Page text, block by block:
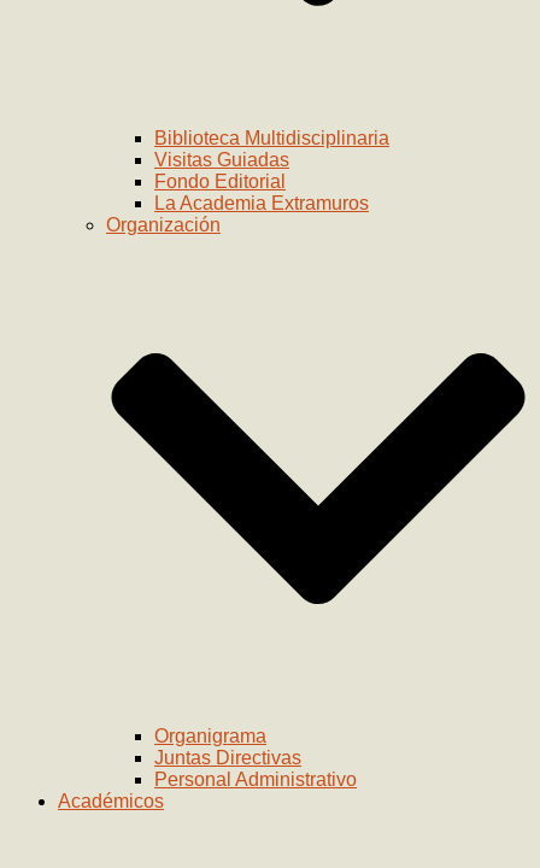
Biblioteca Multidisciplinaria
Visitas Guiadas
Fondo Editorial
La Academia Extramuros
Organización
Organigrama
Juntas Directivas
Personal Administrativo
Académicos